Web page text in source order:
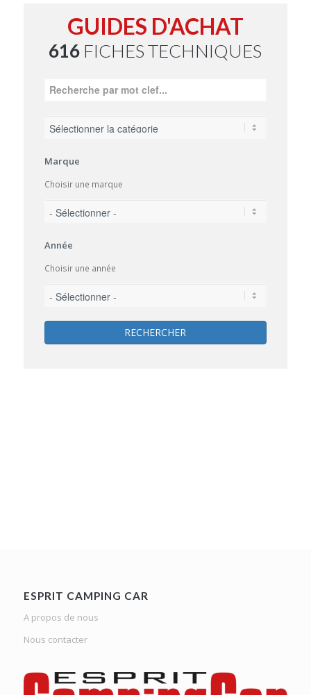
GUIDES D'ACHAT
616 FICHES TECHNIQUES
Marque
Choisir une marque
Année
Choisir une année
RECHERCHER
ESPRIT CAMPING CAR
A propos de nous
Nous contacter